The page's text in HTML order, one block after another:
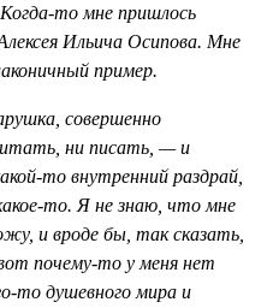
то мне пришлось
Ильича Осипова. Мне
пример.
совершенно
ни писать, — и
то внутренний раздрай,
то. Я не знаю, что мне
и вроде бы, так сказать,
почему-то у меня нет
то душевного мира и